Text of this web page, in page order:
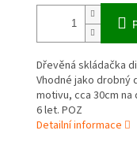
Dřevěná skládačka
Vhodné jako drobný
motivu, cca 30cm na
6 let. POZ
Detailní informace